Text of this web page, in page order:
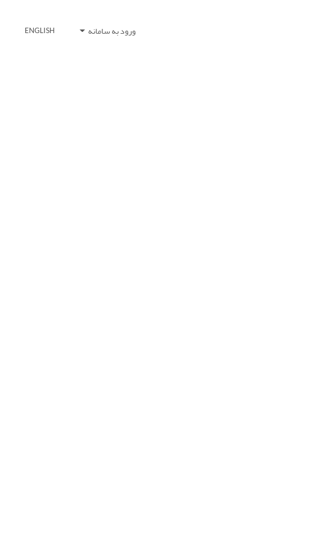
ورود به سامانه ENGLISH